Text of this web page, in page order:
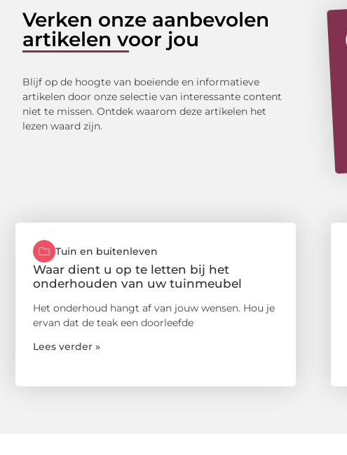
Verken onze aanbevolen
artikelen voor jou
Blijf op de hoogte van boeiende en informatieve
artikelen door onze selectie van interessante content
niet te missen. Ontdek waarom deze artikelen het
lezen waard zijn.
Tuin en buitenleven
Waar dient u op te letten bij het
onderhouden van uw tuinmeubel
Het onderhoud hangt af van jouw wensen. Hou je
ervan dat de teak een doorleefde
Lees verder »